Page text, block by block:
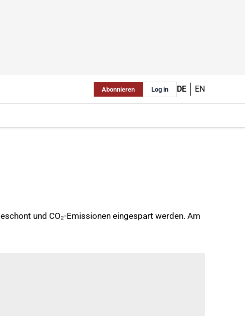
Abonnieren Log in DE EN
und CO₂-Emissionen eingespart werden. Am